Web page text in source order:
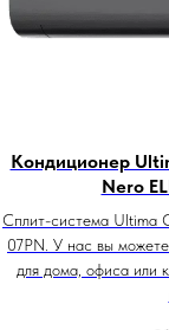
Кондиционер
Nero
Сплит-система Ultima
07PN. У нас вы
для дома, офиса или